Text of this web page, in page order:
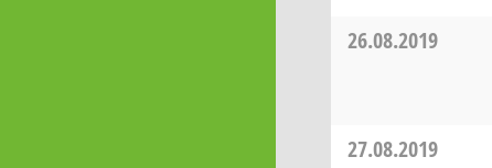
26.08.2019
27.08.2019